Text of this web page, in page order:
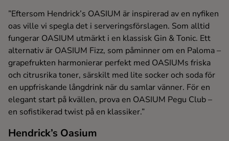
”Eftersom Hendrick’s OASIUM är inspirerad av en nyfiken
oas ville vi spegla det i serveringsförslagen. Som alltid
fungerar OASIUM utmärkt i en klassisk Gin & Tonic. Ett
alternativ är OASIUM Fizz, som påminner om en Paloma –
grapefrukten harmonierar perfekt med OASIUMs friska
och citrusrika toner, särskilt med lite socker och soda för
en uppfriskande långdrink när du samlar vänner. För en
elegant start på kvällen, prova en OASIUM Pegu Club –
en sofistikerad twist på en klassiker.”
Hendrick’s Oasium